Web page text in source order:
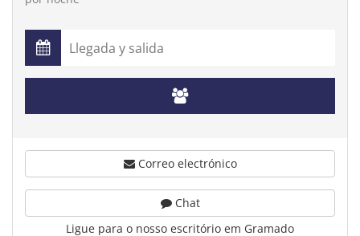
Correo electrónico
Chat
Ligue para o nosso escritório em Gramado